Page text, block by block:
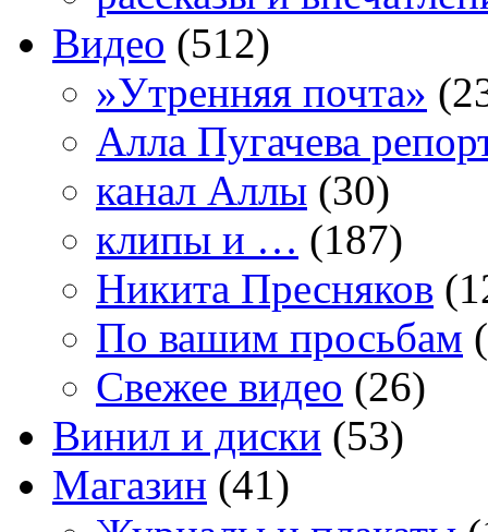
Видео (512)
»Утренняя почта»
Алла Пугачева
канал Аллы (30)
клипы и … (187)
Никита Пресняков
По вашим просьбам
Свежее видео (26)
Винил и диски (53)
Магазин (41)